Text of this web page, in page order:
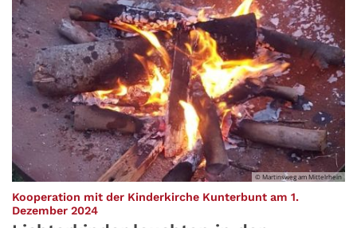
© Martinsweg am Mittelrhein
Kooperation mit der Kinderkirche Kunterbunt am 1.
Dezember 2024: